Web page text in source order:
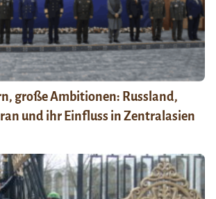
große Ambitionen: Russland,
und ihr Einfluss in Zentralasien